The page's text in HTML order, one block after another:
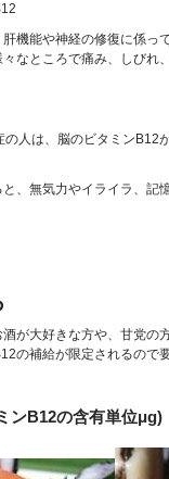
機能や神経の修復に係っ
なところで痛み、しびれ
人は、脳のビタミンB12
、無気力やイライラ、記
が大好きな方や、甘党の
の補給が限定されるので
ンB12の含有単位μg)